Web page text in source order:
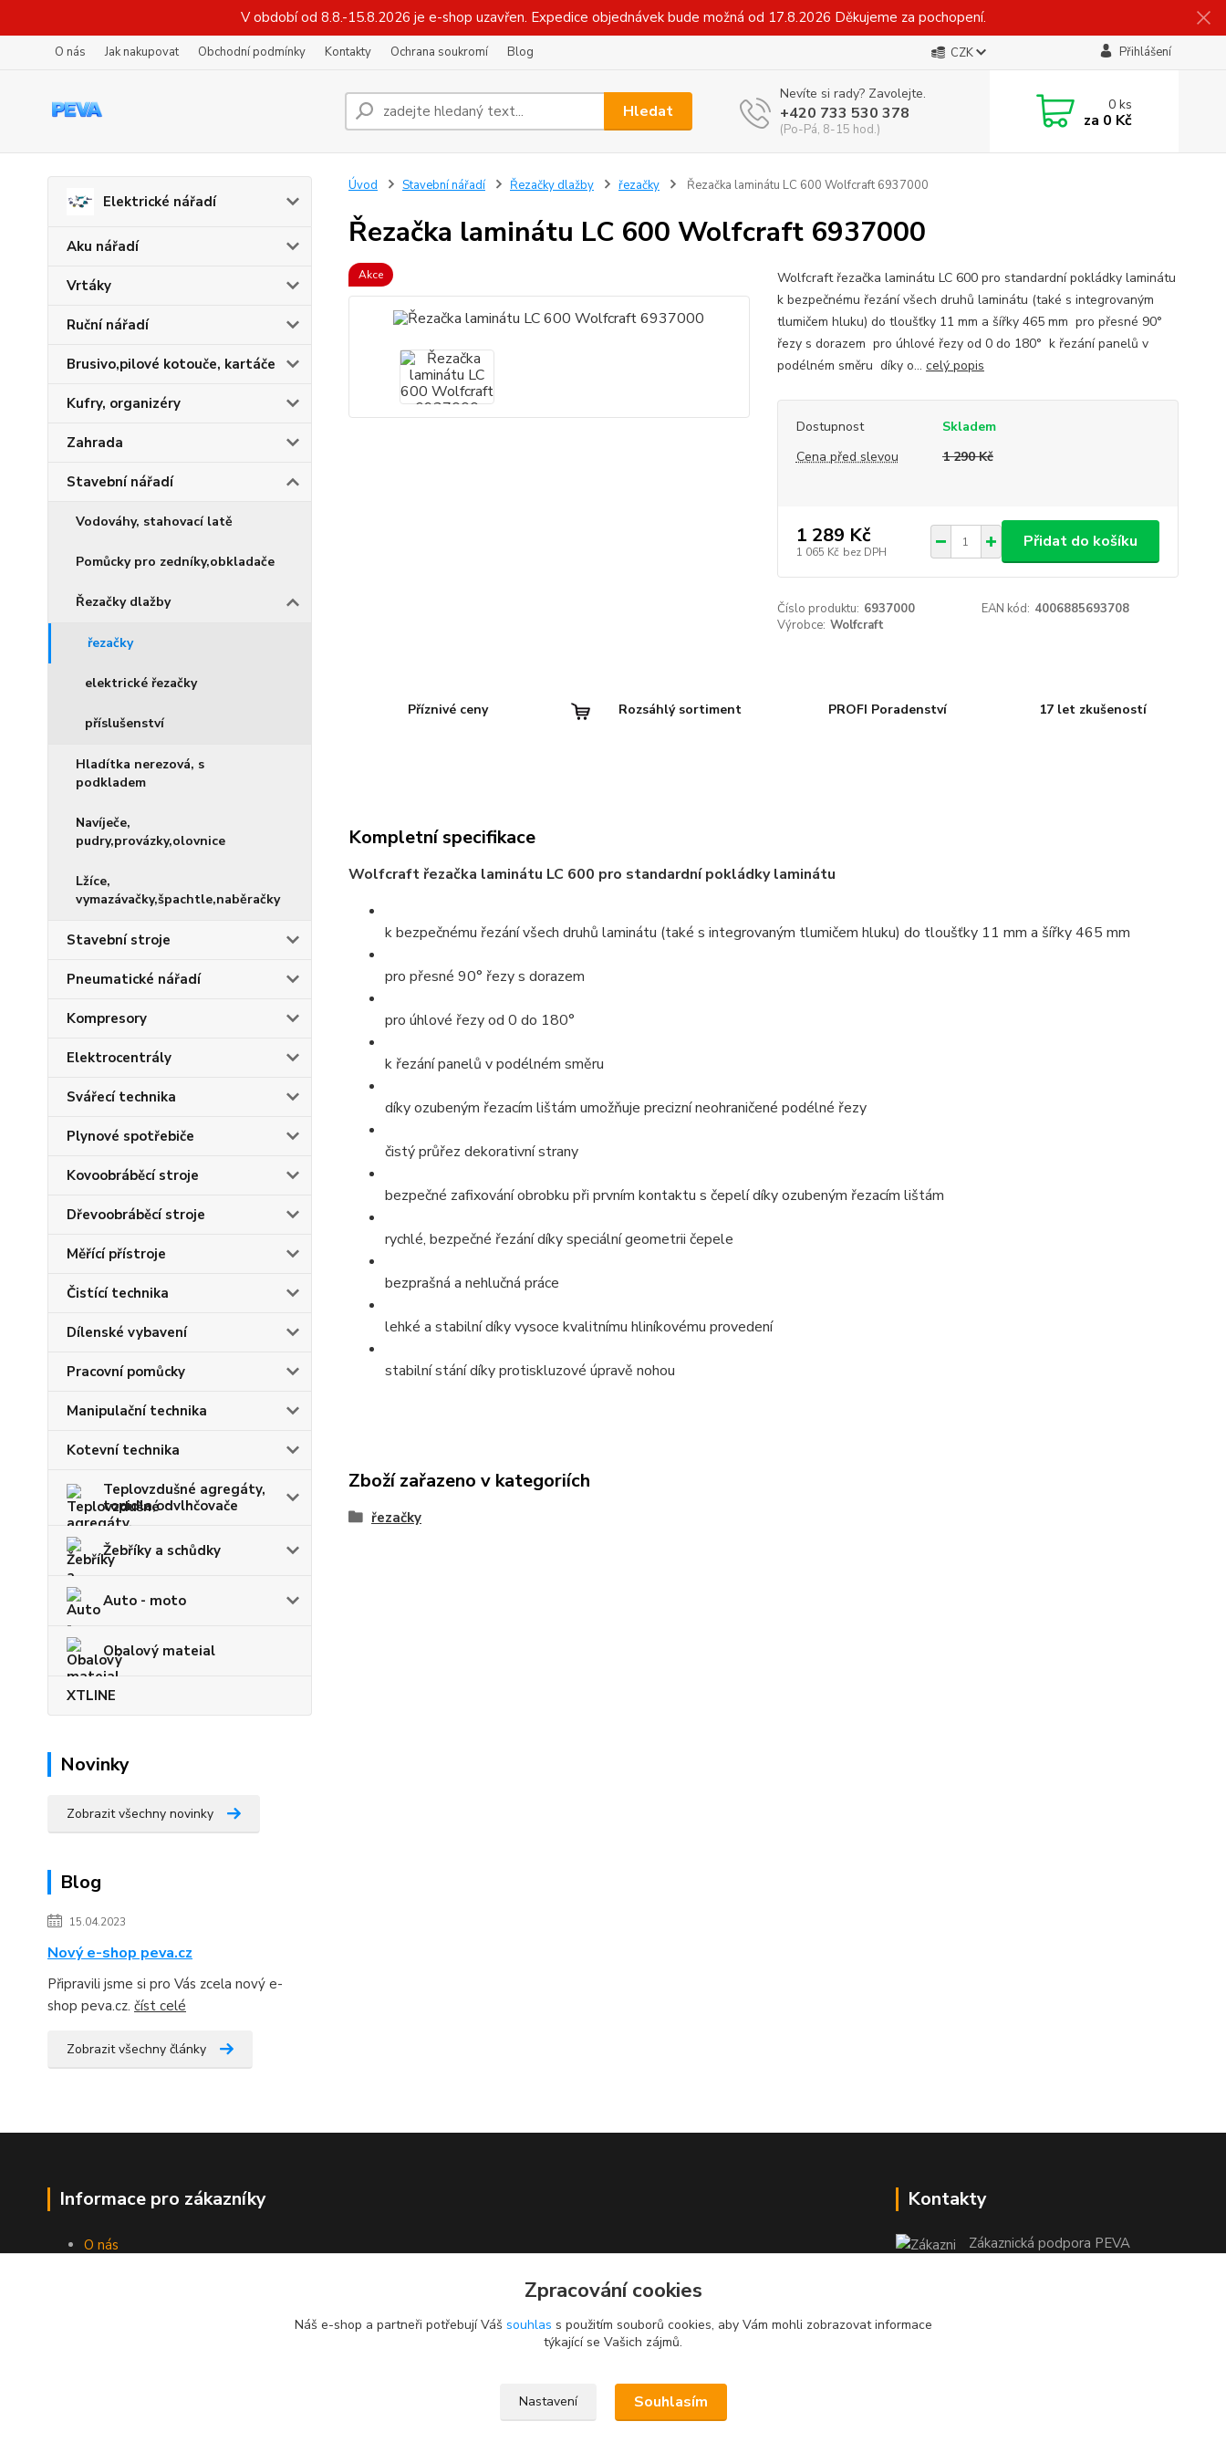
V období od 8.8.-15.8.2026 je e-shop uzavřen. Expedice objednávek bude možná od 17.8.2026 Děkujeme za pochopení.
O nás Jak nakupovat Obchodní podmínky Kontakty Ochrana soukromí Blog CZK Přihlášení
Hledat
Nevíte si rady? Zavolejte.
+420 733 530 378
(Po-Pá, 8-15 hod.)
0ks
za 0 Kč
Elektrické nářadí
Aku nářadí
Vrtáky
Ruční nářadí
Brusivo,pilové kotouče, kartáče
Kufry, organizéry
Zahrada
Stavební nářadí
Vodováhy, stahovací latě
Pomůcky pro zedníky,obkladače
Řezačky dlažby
řezačky
elektrické řezačky
příslušenství
Hladítka nerezová, s
podkladem
Navíječe,
pudry,provázky,olovnice
Lžíce,
vymazávačky,špachtle,naběračky
Stavební stroje
Pneumatické nářadí
Kompresory
Elektrocentrály
Svářecí technika
Plynové spotřebiče
Kovoobráběcí stroje
Dřevoobráběcí stroje
Měřící přístroje
Čistící technika
Dílenské vybavení
Pracovní pomůcky
Manipulační technika
Kotevní technika
Teplovzdušné agregáty,
topidla,odvlhčovače
Žebříky a schůdky
Auto - moto
Obalový mateial
XTLINE
Novinky
Zobrazit všechny novinky
Blog
15.04.2023
Nový e-shop peva.cz
Připravili jsme si pro Vás zcela nový e-
shop peva.cz. číst celé
Zobrazit všechny články
Úvod Stavební nářadí Řezačky dlažby řezačky Řezačka laminátu LC 600 Wolfcraft 6937000
Řezačka laminátu LC 600 Wolfcraft 6937000
Akce
Wolfcraft řezačka laminátu LC 600 pro standardní pokládky laminátu
k bezpečnému řezání všech druhů laminátu (také s integrovaným
tlumičem hluku) do tloušťky 11 mm a šířky 465 mm pro přesné 90°
řezy s dorazem pro úhlové řezy od 0 do 180° k řezání panelů v
podélném směru díky o... celý popis
Dostupnost
Skladem
Cena před slevou
1 290 Kč
1 289 Kč
1 065 Kč bez DPH
Přidat do košíku
Číslo produktu: 6937000 EAN kód: 4006885693708
Výrobce: Wolfcraft
Příznivé ceny Rozsáhlý sortiment PROFI Poradenství 17 let zkušeností
Kompletní specifikace
Wolfcraft řezačka laminátu LC 600 pro standardní pokládky laminátu
k bezpečnému řezání všech druhů laminátu (také s integrovaným tlumičem hluku) do tloušťky 11 mm a šířky 465 mm
pro přesné 90° řezy s dorazem
pro úhlové řezy od 0 do 180°
k řezání panelů v podélném směru
díky ozubeným řezacím lištám umožňuje precizní neohraničené podélné řezy
čistý průřez dekorativní strany
bezpečné zafixování obrobku při prvním kontaktu s čepelí díky ozubeným řezacím lištám
rychlé, bezpečné řezání díky speciální geometrii čepele
bezprašná a nehlučná práce
lehké a stabilní díky vysoce kvalitnímu hliníkovému provedení
stabilní stání díky protiskluzové úpravě nohou
Zboží zařazeno v kategoriích
řezačky
Informace pro zákazníky
O nás
Kontakty
Zákaznická podpora PEVA
objednavka@peva.cz
Zpracování cookies
Náš e-shop a partneři potřebují Váš souhlas s použitím souborů cookies, aby Vám mohli zobrazovat informace
týkající se Vašich zájmů.
Nastavení Souhlasím